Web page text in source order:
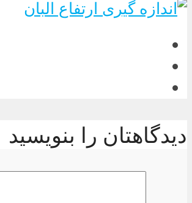
دیدگاهتان را بنویسید